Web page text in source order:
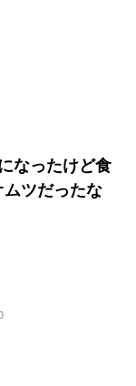
なったけど食
ツだったな